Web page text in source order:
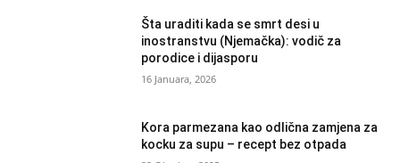
Šta uraditi kada se smrt desi u
inostranstvu (Njemačka): vodič za
porodice i dijasporu
16 Januara, 2026
Kora parmezana kao odlična zamjena za
kocku za supu – recept bez otpada